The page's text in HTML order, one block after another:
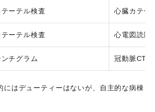
ーテル検査 心臓カテー
ーテル検査 心電図読影
チグラム 冠動脈CT
にはデューティーはないが、自主的な病棟